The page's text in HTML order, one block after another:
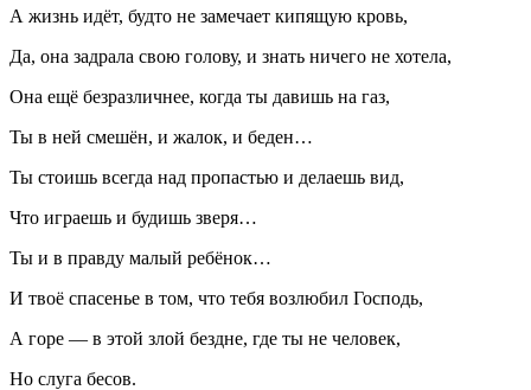
А жизнь идёт, будто не замечает кипящую кровь,
Да, она задрала свою голову, и знать ничего не хотела,
Она ещё безразличнее, когда ты давишь на газ,
Ты в ней смешён, и жалок, и беден…
Ты стоишь всегда над пропастью и делаешь вид,
Что играешь и будишь зверя…
Ты и в правду малый ребёнок…
И твоё спасенье в том, что тебя возлюбил Господь,
А горе — в этой злой бездне, где ты не человек,
Но слуга бесов.